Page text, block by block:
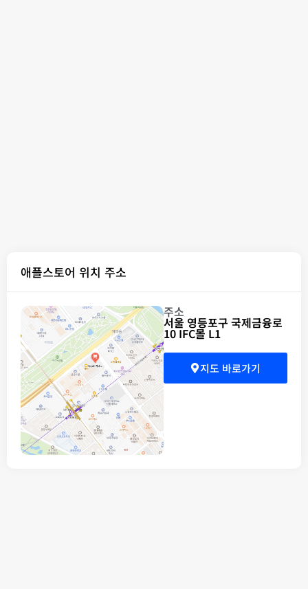
애플스토어 위치 주소
주소
서울 영등포구 국제금융로
10 IFC몰 L1
지도 바로가기